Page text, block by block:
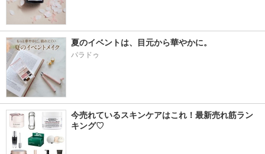
夏のイベントは、目元から華やかに。
パラドゥ
今売れているスキンケアはこれ！最新売れ筋ラン
キング♡